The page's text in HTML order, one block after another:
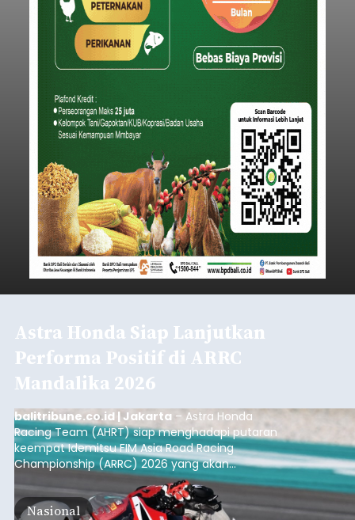
Astra Honda Siap Lanjutkan
Performa Positif di ARRC
Mandalika 2026
balitribune.co.id | Jakarta – Astra Honda
Racing Team (AHRT) siap menghadapi putaran
keempat Idemitsu FIM Asia Road Racing
Championship (ARRC) 2026 yang akan
berlangsung di Pertamina Mandalika
International Circuit, Lombok, Nusa Tenggara
Barat, pada 7–9 Agustus 2026.
Nasional